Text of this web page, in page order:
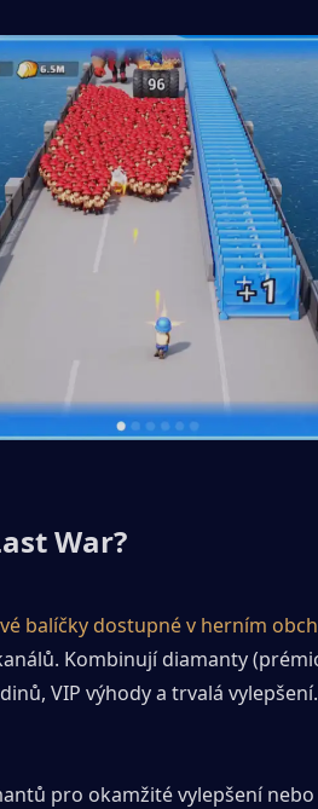
War?
balíčky dostupné v herním
Kombinují diamanty
VIP výhody a trvalá
pro okamžité vylepšení nebo